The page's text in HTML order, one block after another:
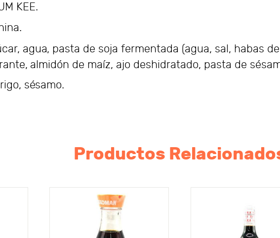
KEE.
agua, pasta de soja fermentada (agua, sal, habas
almidón de maíz, ajo deshidratado, pasta de
sésamo.
Productos